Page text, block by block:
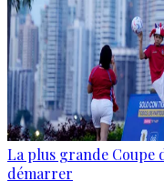
La plus grande Coupe
démarrer